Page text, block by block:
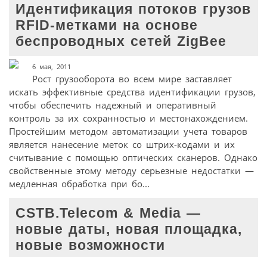
Идентификация потоков грузов
RFID-метками на основе
беспроводных сетей ZigBee
6 мая, 2011
Рост грузооборота во всем мире заставляет
искать эффективные средства идентификации грузов,
чтобы обеспечить надежный и оперативный
контроль за их сохранностью и местонахождением.
Простейшим методом автоматизации учета товаров
является нанесение меток со штрих-кодами и их
считывание с помощью оптических сканеров. Однако
свойственные этому методу серьезные недостатки —
медленная обработка при бо...
CSTB.Telecom & Media —
новые даты, новая площадка,
новые возможности